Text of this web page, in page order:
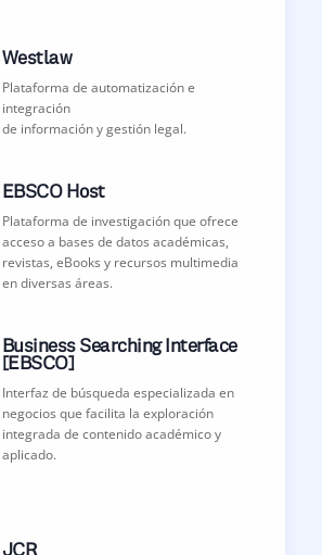
Westlaw
Plataforma de automatización e
integración
de información y gestión legal.
EBSCO Host
Plataforma de investigación que ofrece
acceso a bases de datos académicas,
revistas, eBooks y recursos multimedia
en diversas áreas.
Business Searching Interface
[EBSCO]
Interfaz de búsqueda especializada en
negocios que facilita la exploración
integrada de contenido académico y
aplicado.
JCR